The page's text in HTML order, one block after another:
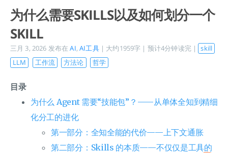
为什么需要SKILLS以及如何划分一个
SKILL
三月 3, 2026 发布在 AI,AI工具 | 大约1959字 | 预计4分钟读完 |
skill
LLM
工作流 方法论 哲学
目录
为什么 Agent 需要“技能包”？——从单体全知到精细
化分工的进化
第一部分：全知全能的代价——上下文通胀
第二部分：Skills 的本质——不仅仅是工具的